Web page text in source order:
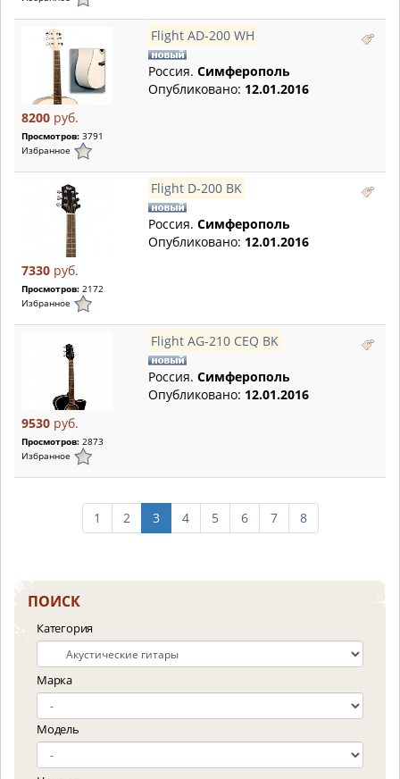
8200 руб.
Просмотров: 3791
Избранное
Flight AD-200 WH
Россия. Симферополь
Опубликовано: 12.01.2016
7330 руб.
Просмотров: 2172
Избранное
Flight D-200 BK
Россия. Симферополь
Опубликовано: 12.01.2016
9530 руб.
Просмотров: 2873
Избранное
Flight AG-210 CEQ BK
Россия. Симферополь
Опубликовано: 12.01.2016
1 2 3 4 5 6 7 8
ПОИСК
Категория
Марка
Модель